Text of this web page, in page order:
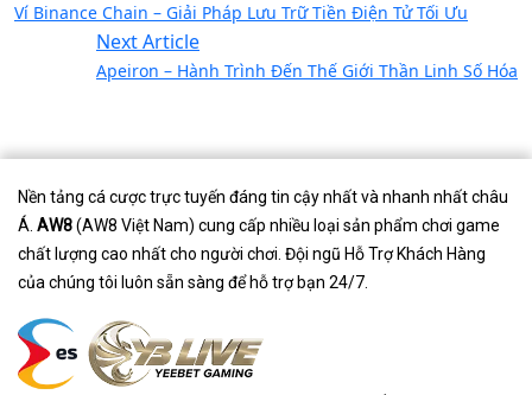
Ví Binance Chain – Giải Pháp Lưu Trữ Tiền Điện Tử Tối Ưu
Next Article
Apeiron – Hành Trình Đến Thế Giới Thần Linh Số Hóa
Nền tảng cá cược trực tuyến đáng tin cậy nhất và nhanh nhất châu
Á. AW8(AW8 Việt Nam) cung cấp nhiều loại sản phẩm chơi game
chất lượng cao nhất cho người chơi. Đội ngũ Hỗ Trợ Khách Hàng
của chúng tôi luôn sẵn sàng để hỗ trợ bạn 24/7.